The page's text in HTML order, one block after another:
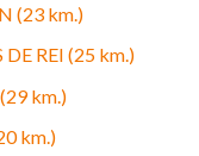
(23 km.)
REI (25 km.)
km.)
km.)